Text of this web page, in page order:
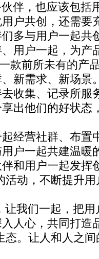
伙伴，也应该包括
户共创，还需要
们多与用户一起
户一起，为产
款前所未有的产
新需求、新场景
集、记录所服
出他们的好状态
营社群、布置
户一起共建温暖
用户一起发挥
活动，不断提升
我们一起，把用
人心，共同打造
态。让人和人之